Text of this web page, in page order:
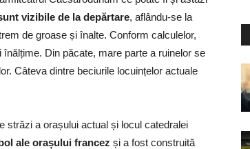
vizibile de la depărtare, aflându-se la
de groase și înalte. Conform calculelor,
Din păcate, mare parte a ruinelor se
Câteva dintre beciurile locuințelor actuale
străzi a orașului actual și locul catedralei
ale orașului francez și a fost construită